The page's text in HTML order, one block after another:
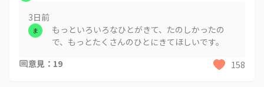
3日前
ま
もっといろいろなひとがきて、たのしかったの
で、もっとたくさんのひとにきてほしいです。
意見 ： 19 158